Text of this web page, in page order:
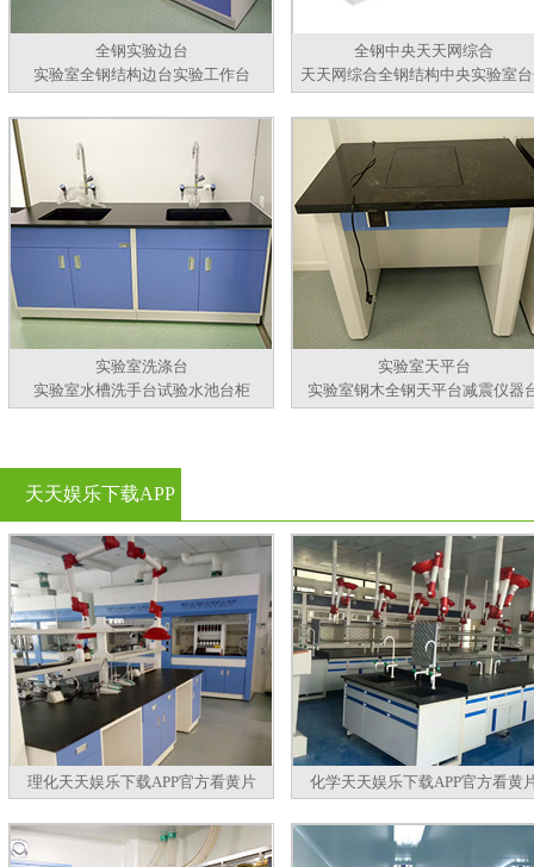
全钢实验边台
实验室全钢结构边台实验工作台
全钢中央天天网综合
天天网综合全钢结构中央实验室
实验室洗涤台
实验室水槽洗手台试验水池台柜
实验室天平台
实验室钢木全钢天平台减震仪器
天天娱乐下载APP
官方看黄片
理化天天娱乐下载APP官方看黄片 化学天天娱乐下载APP官方看黄